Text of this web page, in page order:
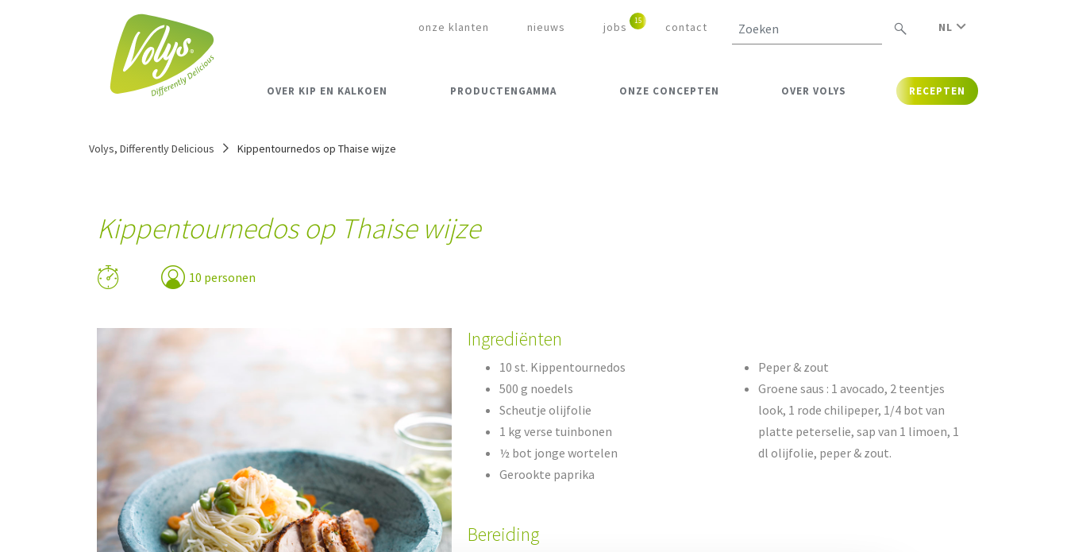
onze klanten nieuws jobs contact NL
OVER KIP EN KALKOEN PRODUCTENGAMMA ONZE CONCEPTEN OVER VOLYS RECEPTEN
Volys, Differently Delicious Kippentournedos op Thaise wijze
Kippentournedos op Thaise wijze
10 personen
Ingrediënten
10 st. Kippentournedos
500 g noedels
Scheutje olijfolie
1 kg verse tuinbonen
½ bot jonge wortelen
Gerookte paprika
Peper & zout
Groene saus : 1 avocado, 2 teentjes
look, 1 rode chilipeper, 1/4 bot van
platte peterselie, sap van 1 limoen, 1
dl olijfolie, peper & zout.
Bereiding